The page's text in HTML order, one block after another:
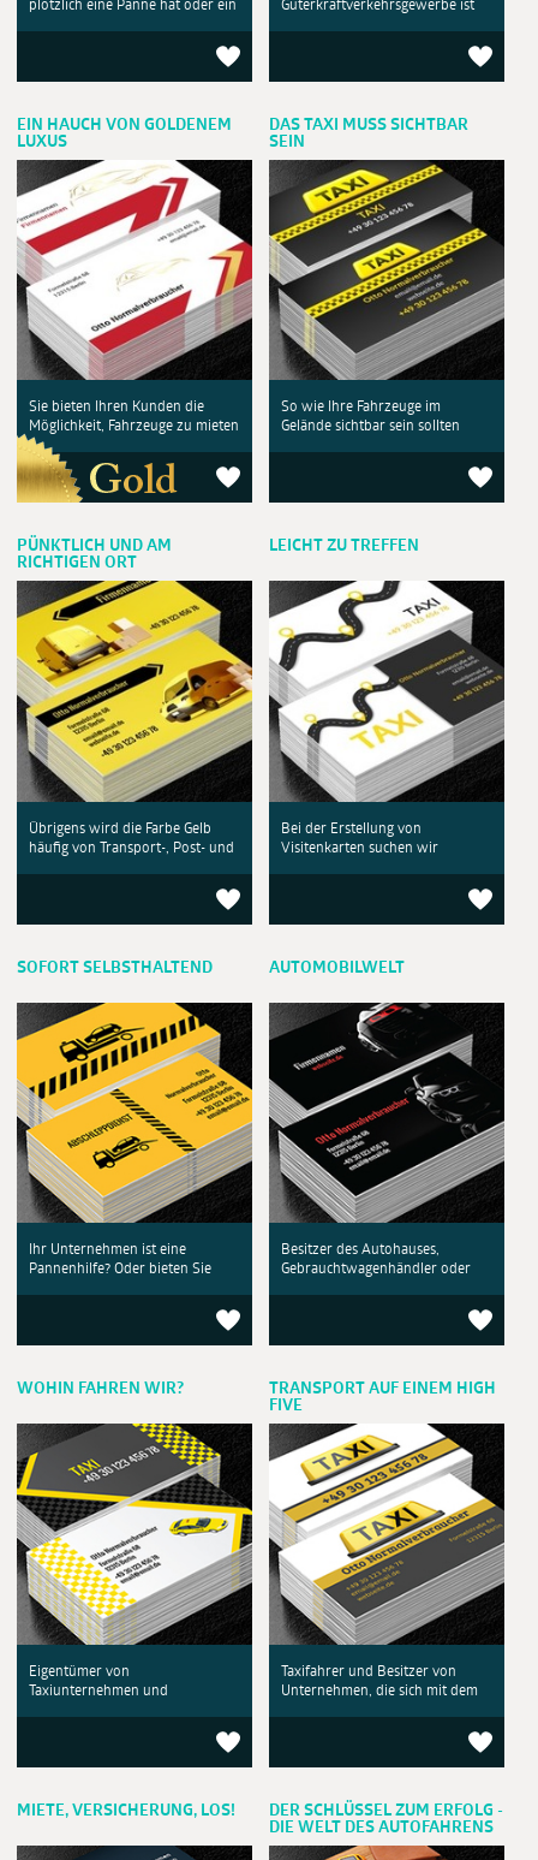
plötzlich eine Panne hat oder ein Güterkraftverkehrsgewerbe ist
EIN HAUCH VON GOLDENEM
LUXUS
Sie bieten Ihren Kunden die
Möglichkeit, Fahrzeuge zu mieten
DAS TAXI MUSS SICHTBAR
SEIN
So wie Ihre Fahrzeuge im
Gelände sichtbar sein sollten
PÜNKTLICH UND AM
RICHTIGEN ORT
Übrigens wird die Farbe Gelb
häufig von Transport-, Post- und
LEICHT ZU TREFFEN
Bei der Erstellung von
Visitenkarten suchen wir
SOFORT SELBSTHALTEND
Ihr Unternehmen ist eine
Pannenhilfe? Oder bieten Sie
AUTOMOBILWELT
Besitzer des Autohauses,
Gebrauchtwagenhändler oder
WOHIN FAHREN WIR?
Eigentümer von
Taxiunternehmen und
TRANSPORT AUF EINEM HIGH
FIVE
Taxifahrer und Besitzer von
Unternehmen, die sich mit dem
MIETE, VERSICHERUNG, LOS!
DER SCHLÜSSEL ZUM ERFOLG -
DIE WELT DES AUTOFAHRENS